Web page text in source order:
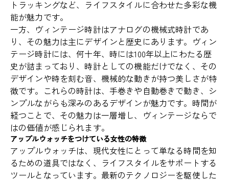
トラッキングなど、ライフスタイルに合わせた多彩な機
能が魅力です。
一方、ヴィンテージ時計はアナログの機械式時計であ
り、その魅力は主にデザインと歴史にあります。ヴィン
テージ時計には、何十年、時には100年以上にわたる歴
史が詰まっており、時計としての機能だけでなく、その
デザインや時を刻む音、機械的な動きが持つ美しさが特
徴です。これらの時計は、手巻きや自動巻きで動き、シ
ンプルながらも深みのあるデザインが魅力です。時間が
経つことで、その魅力は一層増し、ヴィンテージならで
はの価値が感じられます。
アップルウォッチをつけている女性の特徴
アップルウォッチは、現代女性にとって単なる時間を知
るための道具ではなく、ライフスタイルをサポートする
ツールとなっています。最新のテクノロジーを駆使した